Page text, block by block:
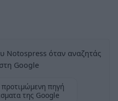
Notospress όταν αναζητάς
Google
πηγή
της Google